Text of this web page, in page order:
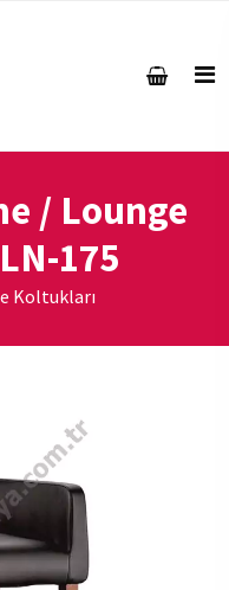
/ Lounge
175
Koltukları